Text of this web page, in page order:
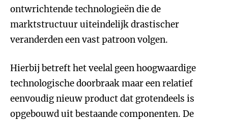
ontwrichtende technologieën die de
marktstructuur uiteindelijk drastischer
veranderden een vast patroon volgen.
Hierbij betreft het veelal geen hoogwaardige
technologische doorbraak maar een relatief
eenvoudig nieuw product dat grotendeels is
opgebouwd uit bestaande componenten. De